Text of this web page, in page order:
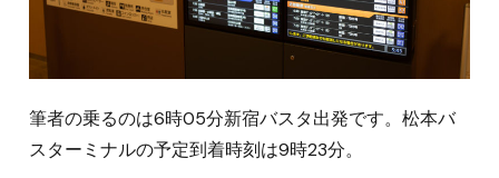
筆者の乗るのは6時05分新宿バスタ出発です。松本バ
スターミナルの予定到着時刻は9時23分。